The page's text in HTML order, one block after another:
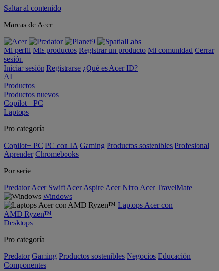
Saltar al contenido
Marcas de Acer
Mi perfil Mis productos Registrar un producto Mi comunidad Cerrar
sesión
Iniciar sesión Registrarse ¿Qué es Acer ID?
AI
Productos
Productos nuevos
Copilot+ PC
Laptops
Pro categoría
Copilot+ PC PC con IA Gaming Productos sostenibles Profesional
Aprender Chromebooks
Por serie
Predator Acer Swift Acer Aspire Acer Nitro Acer TravelMate
Windows
Laptops Acer con
AMD Ryzen™
Desktops
Pro categoría
Predator Gaming Productos sostenibles Negocios Educación
Componentes